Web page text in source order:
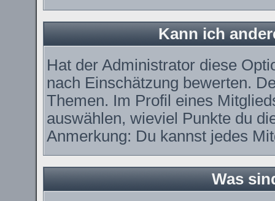
Kann ich
Hat der Administrator diese
nach Einschätzung bewerten.
Themen. Im Profil eines
auswählen, wieviel Punkte du
Anmerkung: Du kannst jedes
Was